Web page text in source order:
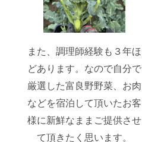
また、調理師経験も３年ほ
どあります。なので自分で
厳選した富良野野菜、お肉
などを宿泊して頂いたお客
様に新鮮なままご提供させ
て頂きたく思います。